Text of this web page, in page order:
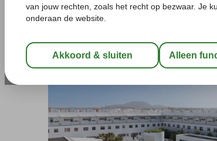
Home
Spanje Canarische Eilanden
Buendia Corralejo Nohotel
Logies-Appartement